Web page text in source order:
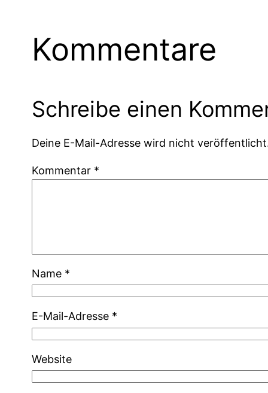
Kommentare
Schreibe einen
Deine E-Mail-Adresse wird nicht
Kommentar *
Name *
E-Mail-Adresse *
Website